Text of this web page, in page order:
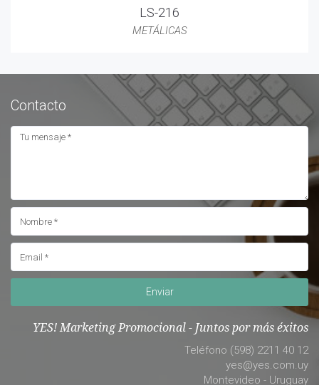
LS-216
METÁLICAS
Contacto
Enviar
YES! Marketing Promocional - Juntos por más éxitos
Teléfono (598) 2211 40 12
yes@yes.com.uy
Montevideo - Uruguay